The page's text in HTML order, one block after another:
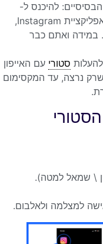
להיכנס ל-
להוריד את אפליקציית Instagram,
במידה ואתם כבר
סטורי עם האייפון
שרק נרצה, עד המקסימום
\ שמאל למטה).
למצלמה ולאלבום.